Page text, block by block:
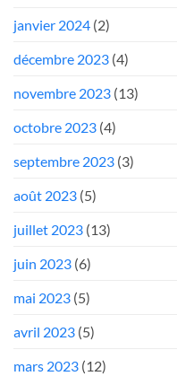
janvier 2024 (2)
décembre 2023 (4)
novembre 2023 (13)
octobre 2023 (4)
septembre 2023 (3)
août 2023 (5)
juillet 2023 (13)
juin 2023 (6)
mai 2023 (5)
avril 2023 (5)
mars 2023 (12)